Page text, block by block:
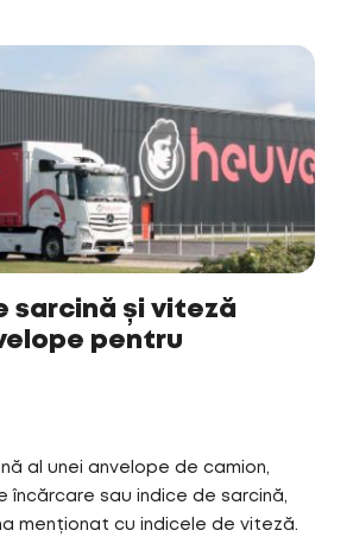
sarcină și viteză
pentru
al unei anvelope de camion,
încărcare sau indice de sarcină,
menționat cu indicele de viteză.